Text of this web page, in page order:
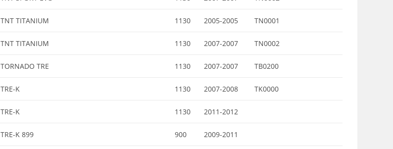
TNT TITANIUM 1130 2005-2005 TN0001
TNT TITANIUM 1130 2007-2007 TN0002
TORNADO TRE 1130 2007-2007 TB0200
TRE-K 1130 2007-2008 TK0000
TRE-K 1130 2011-2012
TRE-K 899 900 2009-2011